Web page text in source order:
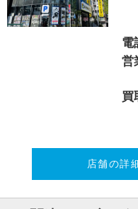
電
営
買
店舗の詳